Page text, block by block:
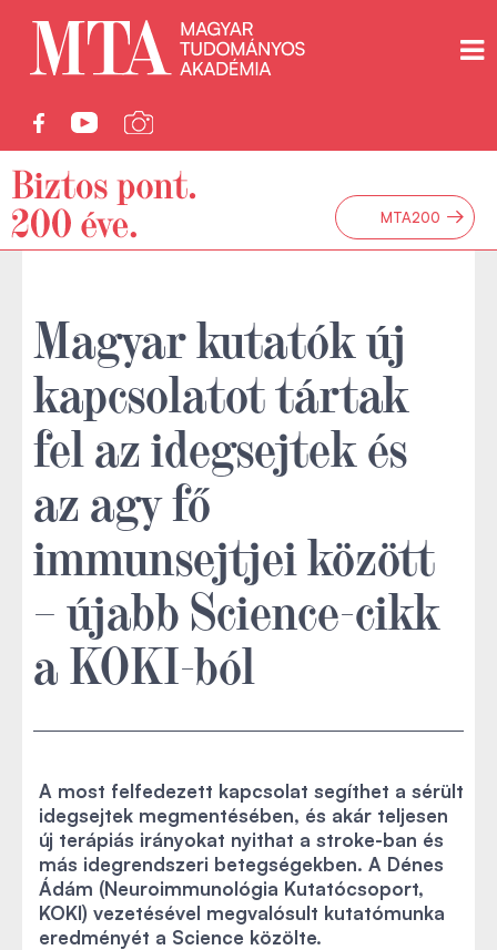
MTA200 →
Magyar kutatók új
kapcsolatot tártak
fel az idegsejtek és
az agy fő
immunsejtjei között
– újabb Science-cikk
a KOKI-ból
A most felfedezett kapcsolat segíthet a sérült
idegsejtek megmentésében, és akár teljesen
új terápiás irányokat nyithat a stroke-ban és
más idegrendszeri betegségekben. A Dénes
Ádám (Neuroimmunológia Kutatócsoport,
KOKI) vezetésével megvalósult kutatómunka
eredményét a Science közölte.